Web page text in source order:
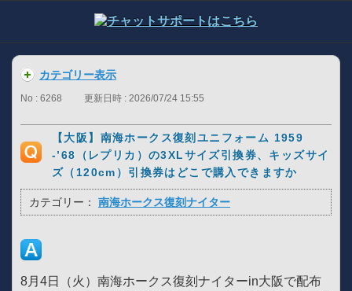
カテゴリー表示
No : 6268 更新日時 : 2026/07/24 15:55
【大阪】南海ホークス復刻ユニフォーム 1959
-’68（レプリカ）の3XLサイズ引換券、キッズサイ
ズ（120cm）引換券はどこで購入できますか
カテゴリー： 南海ホークス復刻ナイター
8月4日（火）南海ホークス復刻ナイターin大阪で配布